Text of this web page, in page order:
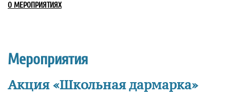
О МЕРОПРИЯТИЯХ
Мероприятия
Акция «Школьная дармарка»